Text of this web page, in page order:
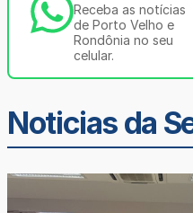
Receba as notícias
de Porto Velho e
Rondônia no seu
celular.
Noticias da